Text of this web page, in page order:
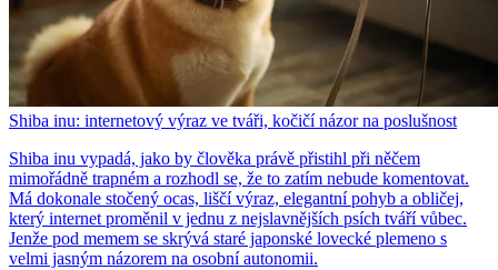
Shiba inu: internetový výraz ve tváři, kočičí názor na poslušnost
Shiba inu vypadá, jako by člověka právě přistihl při něčem
mimořádně trapném a rozhodl se, že to zatím nebude komentovat.
Má dokonale stočený ocas, liščí výraz, elegantní pohyb a obličej,
který internet proměnil v jednu z nejslavnějších psích tváří vůbec.
Jenže pod memem se skrývá staré japonské lovecké plemeno s
velmi jasným názorem na osobní autonomii.